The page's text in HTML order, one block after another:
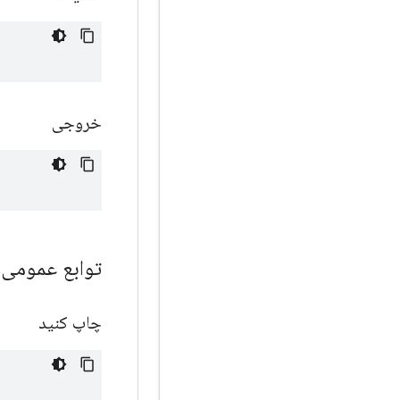
خروجی
توابع عمومی
چاپ کنید